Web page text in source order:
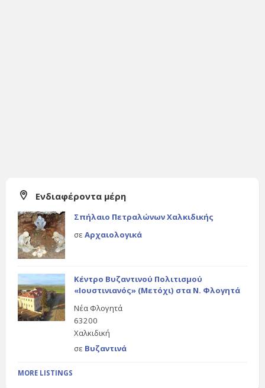
Ενδιαφέροντα μέρη
Σπήλαιο Πετραλώνων Χαλκιδικής
σε Αρχαιολογικά
Κέντρο Βυζαντινού Πολιτισμού
«Ιουστινιανός» (Μετόχι) στα Ν. Φλογητά
Νέα Φλογητά
63200
Χαλκιδική
σε Βυζαντινά
MORE LISTINGS